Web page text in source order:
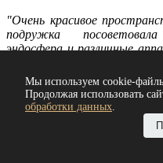
"Очень красивое
подружка
эндосфера и различные
В общем, одобрено мной.."
Лопырева Вика
Мы используем cookie-
Продолжая использовать
обработки данных.